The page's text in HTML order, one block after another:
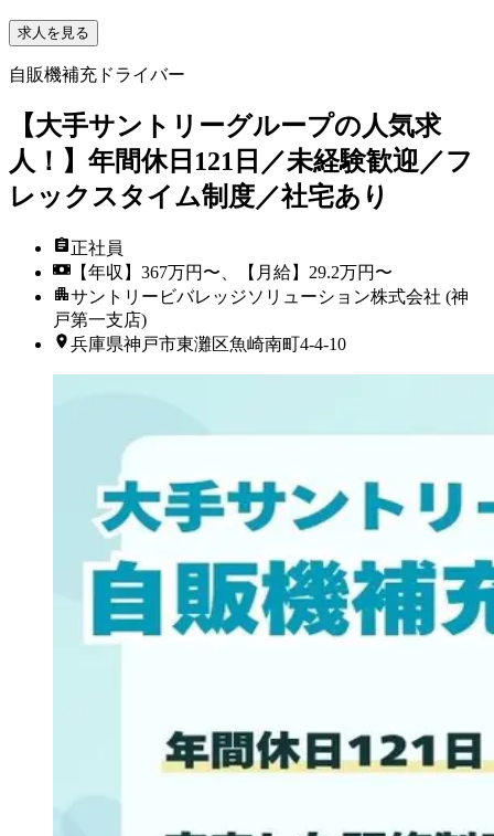
求人を見る
自販機補充ドライバー
【大手サントリーグループの人気求
人！】年間休日121日／未経験歓迎／フ
レックスタイム制度／社宅あり
正社員
【年収】367万円〜、【月給】29.2万円〜
サントリービバレッジソリューション株式会社 (神
戸第一支店)
兵庫県神戸市東灘区魚崎南町4-4-10